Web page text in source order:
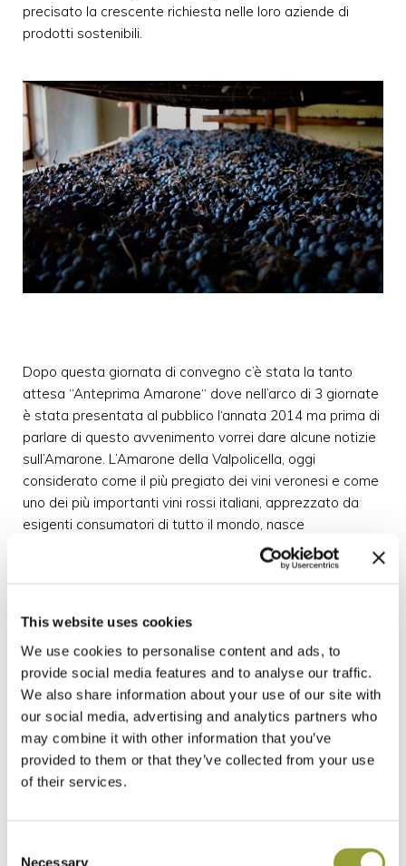
This website uses cookies
We use cookies to personalise content and ads, to
provide social media features and to analyse our traffic.
We also share information about your use of our site with
our social media, advertising and analytics partners who
may combine it with other information that you’ve
provided to them or that they’ve collected from your use
of their services.
Necessary
precisato la crescente richiesta nelle loro aziende di
prodotti sostenibili.
Dopo questa giornata di convegno c’è stata la tanto
attesa “Anteprima Amarone“ dove nell’arco di 3 giornate
è stata presentata al pubblico l‘annata 2014 ma prima di
parlare di questo avvenimento vorrei dare alcune notizie
sull’Amarone. L’Amarone della Valpolicella, oggi
considerato come il più pregiato dei vini veronesi e come
uno dei più importanti vini rossi italiani, apprezzato da
esigenti consumatori di tutto il mondo, nasce
dall’evoluzione del Recioto (il Recioto è dolce e l’Amarone
lasciato fermentare a lungo in botte fino a diventare
secco e nasce nella primavera del 1936 ad opera del
capo cantina, tale Adelino Lucchese, della Cantina
Sociale della Valpolicella che trovò, tra le altre, una botte
dimenticata piena di recioto. Spillando il Recioto Amaro
da questa botte di fermentazione e avendolo con cura
degustato usci con una singolare affermazione: “questo
non è un Amaro, è un Amarone”. Quella parola magica
fermentazione fino a diventare secco, gli zuccheri si